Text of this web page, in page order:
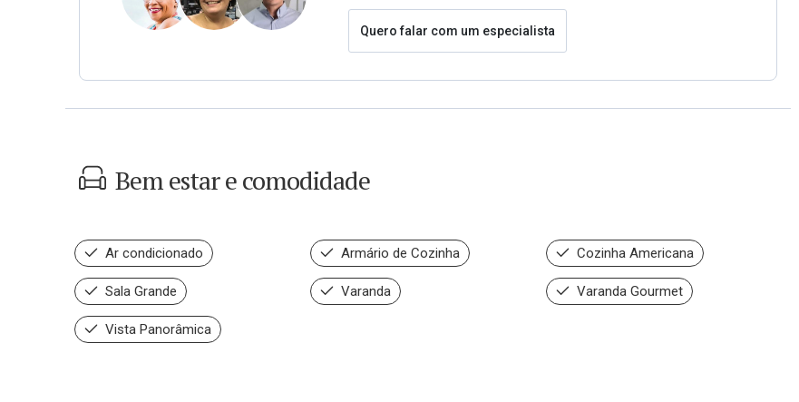
Quero falar com um especialista
Bem estar e comodidade
Ar condicionado Armário de Cozinha Cozinha Americana
Sala Grande Varanda Varanda Gourmet
Vista Panorâmica